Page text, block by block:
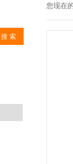
您现在